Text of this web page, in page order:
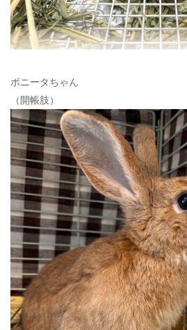
ボニータちゃん
（開帳肢）